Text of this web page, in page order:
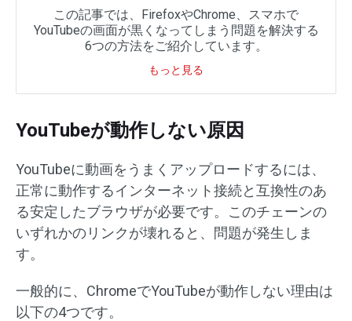
この記事では、FirefoxやChrome、スマホで
YouTubeの画面が黒くなってしまう問題を解決する
6つの方法をご紹介しています。
もっと見る
YouTubeが動作しない原因
YouTubeに動画をうまくアップロードするには、
正常に動作するインターネット接続と互換性のあ
る安定したブラウザが必要です。このチェーンの
いずれかのリンクが壊れると、問題が発生しま
す。
一般的に、ChromeでYouTubeが動作しない理由は
以下の4つです。